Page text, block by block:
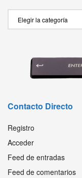
Contacto Directo
Registro
Acceder
Feed de entradas
Feed de comentarios